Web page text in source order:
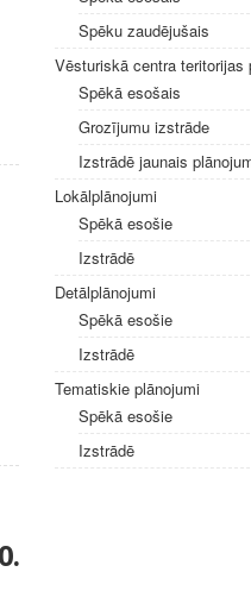
Spēku zaudējušais
Vēsturiskā centra teritorijas
Spēkā esošais
Grozījumu izstrāde
Izstrādē jaunais
Lokālplānojumi
Spēkā esošie
Izstrādē
Detālplānojumi
Spēkā esošie
Izstrādē
Tematiskie plānojumi
Spēkā esošie
Izstrādē